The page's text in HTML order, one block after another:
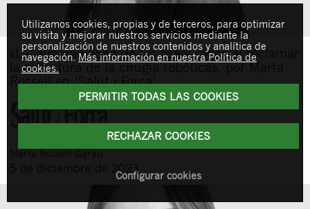
«La vulnerabilidad de los asegurados al reclamar
la cobertura de la cirugía robótica», por Marta
Rossell en ‘Salut i Força’
MartaRossell Garau
5 de diciembre de 2023
Utilizamos cookies, propias y de terceros, para optimizar
su visita y mejorar nuestros servicios mediante la
personalización de nuestros contenidos y analítica de
navegación. Más información en nuestra Política de
cookies.
PERMITIR TODAS LAS COOKIES
RECHAZAR COOKIES
Configurar cookies